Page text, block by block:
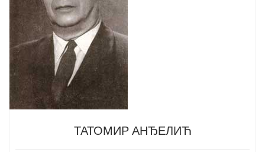
ТАТОМИР АНЂЕЛИЋ